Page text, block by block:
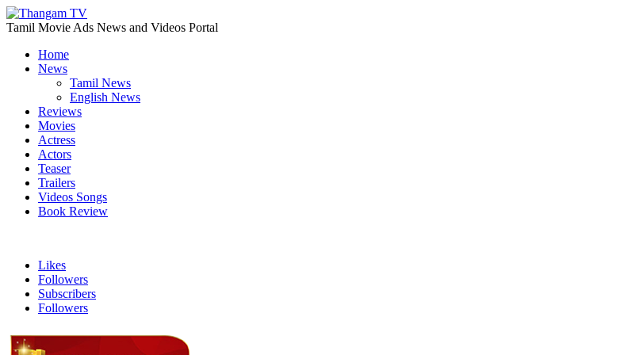
Tamil Movie Ads News and Videos Portal
Home
News
Tamil News
English News
Reviews
Movies
Actress
Actors
Teaser
Trailers
Videos Songs
Book Review
Likes
Followers
Subscribers
Followers